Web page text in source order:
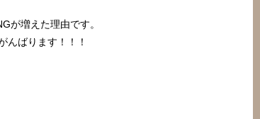
が増えた理由です。
んばります！！！